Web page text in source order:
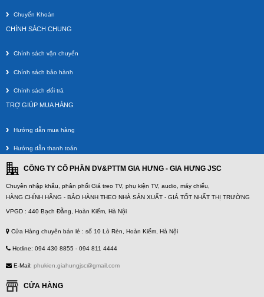
Chuyển Khoản
CHÍNH SÁCH CHUNG
Chính sách vận chuyển
Chính sách bảo hành
Chính sách đổi trả
TRỢ GIÚP MUA HÀNG
Hướng dẫn mua hàng
Hướng dẫn thanh toán
CÔNG TY CỔ PHẦN DV&PTTM GIA HƯNG - GIA HƯNG JSC
Chuyên nhập khẩu, phân phối Giá treo TV, phụ kiện TV, audio, máy chiếu,
HÀNG CHÍNH HÃNG - BẢO HÀNH THEO NHÀ SẢN XUẤT - GIÁ TỐT NHẤT THỊ TRƯỜNG
VPGD : 440 Bạch Đằng, Hoàn Kiếm, Hà Nội
Cửa Hàng chuyên bán lẻ : số 10 Lò Rèn, Hoàn Kiếm, Hà Nội
Hotline: 094 430 8855 - 094 811 4444
E-Mail: phukien.giahungjsc@gmail.com
CỬA HÀNG